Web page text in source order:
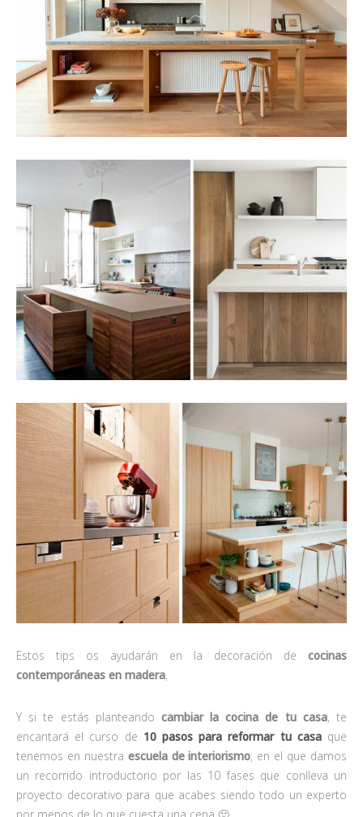
Estos tips os ayudarán en la decoración de cocinas
contemporáneas en madera,
Y si te estás planteando cambiar la cocina de tu casa, te
encantará el curso de 10 pasos para reformar tu casaque
tenemos en nuestra escuela de interiorismo, en el que damos
un recorrido introductorio por las 10 fases que conlleva un
proyecto decorativo para que acabes siendo todo un experto